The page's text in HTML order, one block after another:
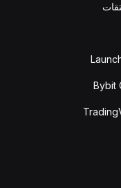
Bybit